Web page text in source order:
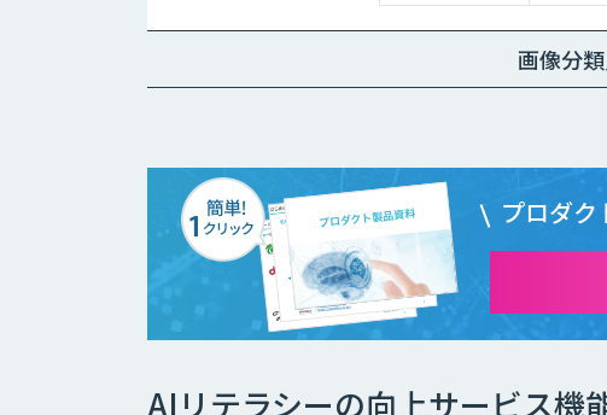
画像分
プロダク
AIリテラシーの向上サービス機